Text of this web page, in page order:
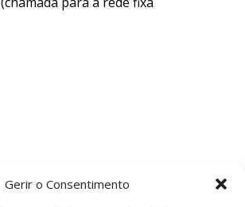
Gerir o Consentimento